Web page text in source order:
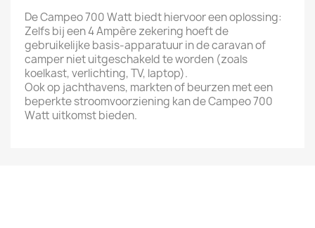
De Campeo 700 Watt biedt hiervoor een oplossing:
Zelfs bij een 4 Ampère zekering hoeft de
gebruikelijke basis-apparatuur in de caravan of
camper niet uitgeschakeld te worden (zoals
koelkast, verlichting, TV, laptop).
Ook op jachthavens, markten of beurzen met een
beperkte stroomvoorziening kan de Campeo 700
Watt uitkomst bieden.